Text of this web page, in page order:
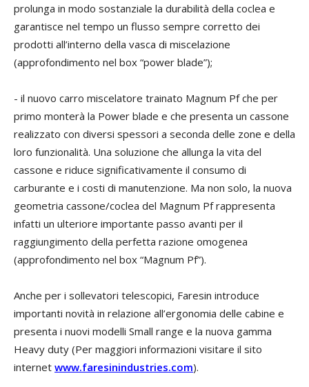
prolunga in modo sostanziale la durabilità della coclea e
garantisce nel tempo un flusso sempre corretto dei
prodotti all’interno della vasca di miscelazione
(approfondimento nel box “power blade”);
- il nuovo carro miscelatore trainato Magnum Pf che per
primo monterà la Power blade e che presenta un cassone
realizzato con diversi spessori a seconda delle zone e della
loro funzionalità. Una soluzione che allunga la vita del
cassone e riduce significativamente il consumo di
carburante e i costi di manutenzione. Ma non solo, la nuova
geometria cassone/coclea del Magnum Pf rappresenta
infatti un ulteriore importante passo avanti per il
raggiungimento della perfetta razione omogenea
(approfondimento nel box “Magnum Pf”).
Anche per i sollevatori telescopici, Faresin introduce
importanti novità in relazione all’ergonomia delle cabine e
presenta i nuovi modelli Small range e la nuova gamma
Heavy duty (Per maggiori informazioni visitare il sito
internet www.faresinindustries.com).